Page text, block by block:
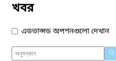
খবর
এডভান্সড অপশনগুলো দেখান